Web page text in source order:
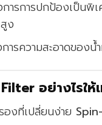
ารการปกป้องเป็นพิ
ง
ารความสะอาดของน้
อย่างไรให้
องที่เปลี่ยนง่าย